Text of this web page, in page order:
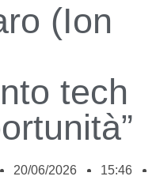
(Ion
tech
20/06/2026
15:46